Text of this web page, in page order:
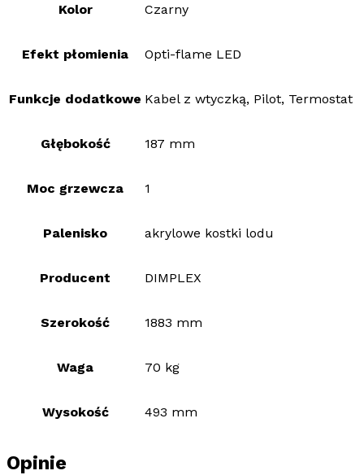
Kolor Czarny
Efekt płomienia Opti-flame LED
Funkcje dodatkowe Kabel z wtyczką, Pilot, Termostat
Głębokość 187 mm
Moc grzewcza 1
Palenisko akrylowe kostki lodu
Producent DIMPLEX
Szerokość 1883 mm
Waga 70 kg
Wysokość 493 mm
Opinie